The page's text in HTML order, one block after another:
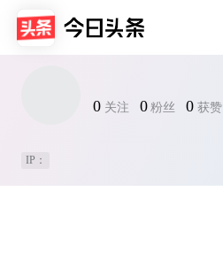
0 关注 0 粉丝 0 获赞
IP：